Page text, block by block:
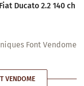
Ducato 2.2 140 ch
Font Vendome
VENDOME